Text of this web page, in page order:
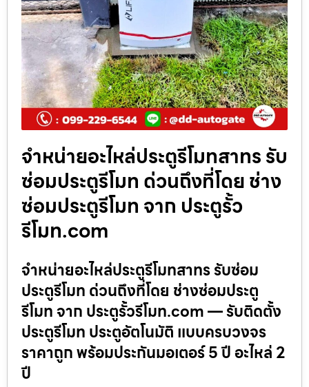
จำหน่ายอะไหล่ประตูรีโมทสาทร รับ
ซ่อมประตูรีโมท ด่วนถึงที่โดย ช่าง
ซ่อมประตูรีโมท จาก ประตูรั้ว
รีโมท.com
จำหน่ายอะไหล่ประตูรีโมทสาทร รับซ่อม
ประตูรีโมท ด่วนถึงที่โดย ช่างซ่อมประตู
รีโมท จาก ประตูรั้วรีโมท.com — รับติดตั้ง
ประตูรีโมท ประตูอัตโนมัติ แบบครบวงจร
ราคาถูก พร้อมประกันมอเตอร์ 5 ปี อะไหล่ 2
ปี